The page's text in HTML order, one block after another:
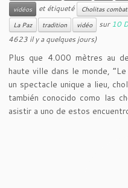
vidéos
et étiqueté Cholitas
La Paz
tradition vidéo sur10
4623 il y a quelques jours)
Plus que 4.000 mètres au
haute ville dans le monde,
un spectacle unique a lieu,
también conocido como las
asistir a uno de estos